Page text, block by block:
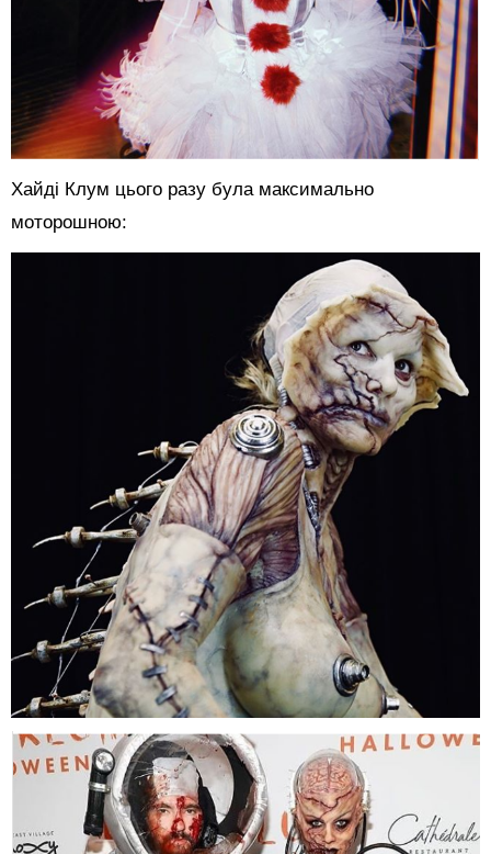
Хайді Клум цього разу була максимально
моторошною: